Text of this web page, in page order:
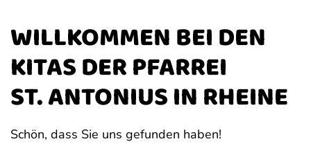
WILLKOMMEN BEI DEN
KITAS DER PFARREI
ST. ANTONIUS IN RHEINE
Schön, dass Sie uns gefunden haben!